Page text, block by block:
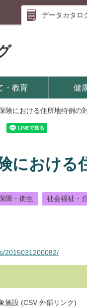
データカタロ
・教育 健
険における住所地特例の
におけ
障・衛生 社会福祉・
2015031200082/
施設 (CSV 外部リンク)